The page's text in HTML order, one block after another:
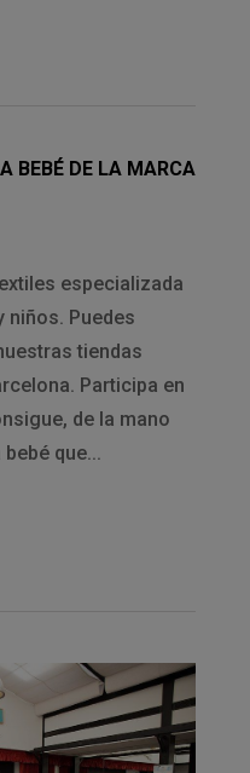
BEBÉ DE LA MARCA
especializada
niños. Puedes
tiendas
Participa en
de la mano
que...